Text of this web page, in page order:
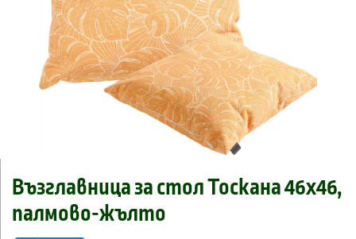
Възглавница за стол Тоскана 46x46,
палмово-жълто